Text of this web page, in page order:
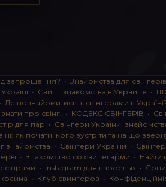
запрошення? • Знайомства для
• Свинг знакомства в Украине •
• Де познайомитись зі свінгерами в
про свінг. • КОДЕКС СВІНГЕРІВ •
для пар • Свінгери України:
як почати, кого зустріти та на що
знайомства • Свінгери України •
• Знакомство со свинегарми • Найти
с прами • instagram для взрослых •
• Клуб свингеров •